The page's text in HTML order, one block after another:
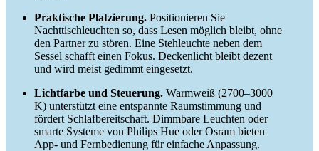
Praktische Platzierung. Positionieren Sie
Nachttischleuchten so, dass Lesen möglich bleibt, ohne
den Partner zu stören. Eine Stehleuchte neben dem
Sessel schafft einen Fokus. Deckenlicht bleibt dezent
und wird meist gedimmt eingesetzt.
Lichtfarbe und Steuerung. Warmweiß (2700–3000
K) unterstützt eine entspannte Raumstimmung und
fördert Schlafbereitschaft. Dimmbare Leuchten oder
smarte Systeme von Philips Hue oder Osram bieten
App- und Fernbedienung für einfache Anpassung.